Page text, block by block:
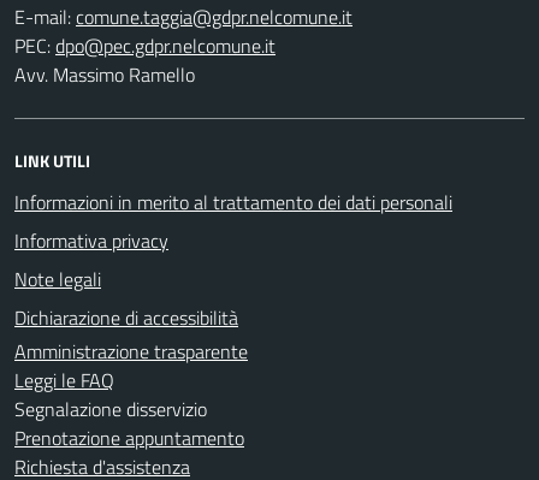
E-mail:
PEC:
Avv. Massimo Ramello
LINK UTILI
Informazioni in merito al trattamento dei dati personali
Informativa privacy
Note legali
Dichiarazione di accessibilità
Amministrazione trasparente
Leggi le FAQ
Segnalazione disservizio
Prenotazione appuntamento
Richiesta d'assistenza